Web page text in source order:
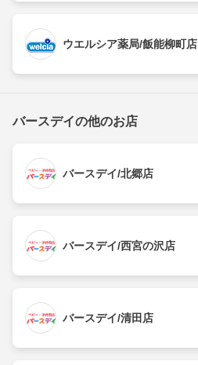
ウエルシア薬局/飯能柳町店
バースデイの他のお店
バースデイ/北郷店
バースデイ/西宮の沢店
バースデイ/清田店